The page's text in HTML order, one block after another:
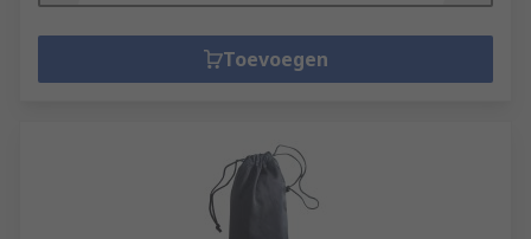
Toevoegen